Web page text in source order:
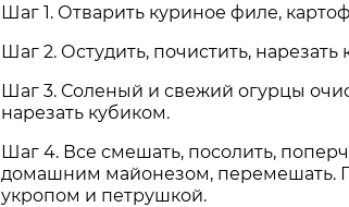
Шаг 1. Отварить куриное филе,
Шаг 2. Остудить, почистить, нарезать
Шаг 3. Соленый и свежий огурцы
нарезать кубиком.
Шаг 4. Все смешать, посолить,
домашним майонезом, перемешать.
укропом и петрушкой.